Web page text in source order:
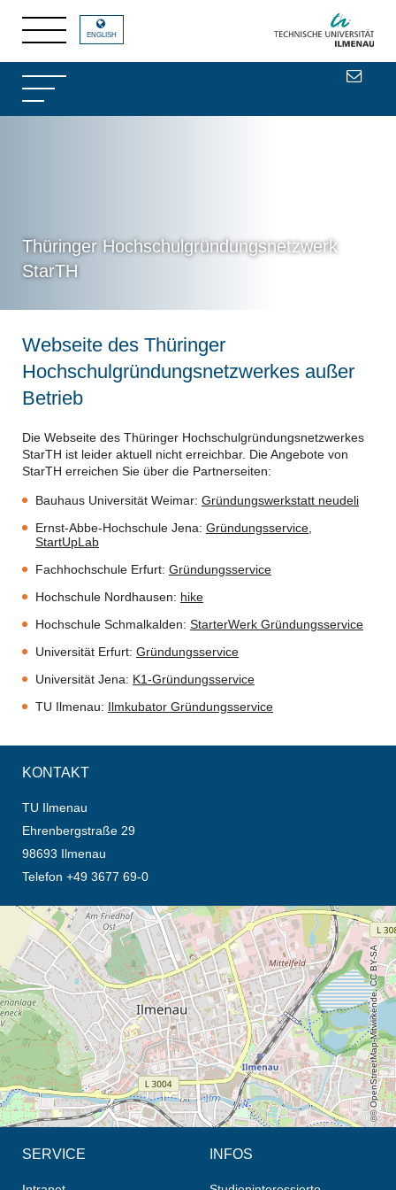
Thüringer Hochschulgründungsnetzwerk
StarTH
ENGLISH
Webseite des Thüringer
Hochschulgründungsnetzwerkes außer
Betrieb
Die Webseite des Thüringer Hochschulgründungsnetzwerkes
StarTH ist leider aktuell nicht erreichbar. Die Angebote von
StarTH erreichen Sie über die Partnerseiten:
Bauhaus Universität Weimar: Gründungswerkstatt neudeli
Ernst-Abbe-Hochschule Jena: Gründungsservice
StartUpLab
Fachhochschule Erfurt: Gründungsservice
Hochschule Nordhausen: hike
Hochschule Schmalkalden: StarterWerk Gründungsservice
Universität Erfurt: Gründungsservice
Universität Jena: K1-Gründungsservice
TU Ilmenau: Ilmkubator Gründungsservice
KONTAKT
TU Ilmenau
Ehrenbergstraße 29
98693 Ilmenau
Telefon +49 3677 69-0
Öffnet die Anfahrtsbeschreibung in neuem Tab (Karte)
© OpenStreetMap-Mitwirkende, CC BY-SA
SERVICE INFOS